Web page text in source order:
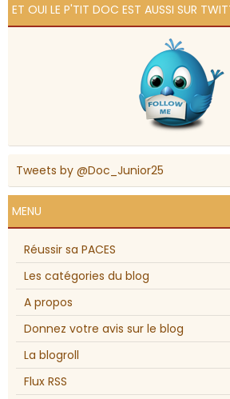
ET OUI LE P'TIT DOC EST AUSSI SUR
Tweets by @Doc_Junior25
MENU
Réussir sa PACES
Les catégories du blog
A propos
Donnez votre avis sur le blog
La blogroll
Flux RSS